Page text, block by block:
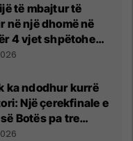
të mbajtur të
në një dhomë në
4 vjet shpëtohen -
i pret një sfidë e
ka ndodhur kurrë
Një çerekfinale e
Botës pa tre
të